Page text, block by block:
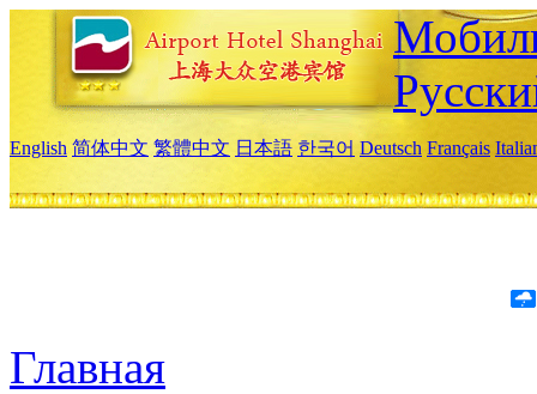
English 简体中文 繁體中文 日本語 한국어 Deutsch Français
Главная